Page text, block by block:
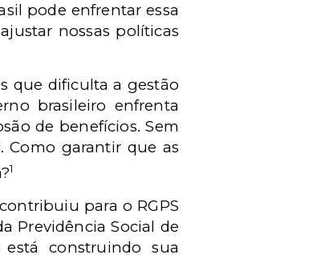
pode enfrentar essa
nossas políticas
que dificulta a gestão
brasileiro enfrenta
de benefícios. Sem
Como garantir que as
1
para o RGPS
Previdência Social de
construindo sua